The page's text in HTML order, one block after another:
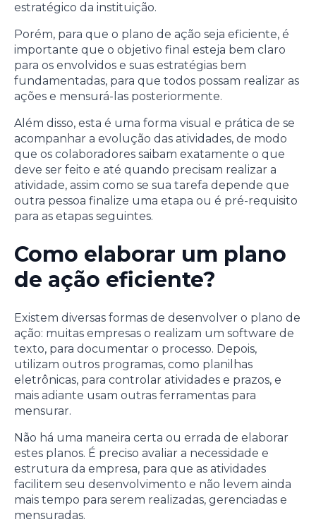
estratégico da instituição.
Porém, para que o plano de ação seja eficiente, é
importante que o objetivo final esteja bem claro
para os envolvidos e suas estratégias bem
fundamentadas, para que todos possam realizar as
ações e mensurá-las posteriormente.
Além disso, esta é uma forma visual e prática de se
acompanhar a evolução das atividades, de modo
que os colaboradores saibam exatamente o que
deve ser feito e até quando precisam realizar a
atividade, assim como se sua tarefa depende que
outra pessoa finalize uma etapa ou é pré-requisito
para as etapas seguintes.
Como elaborar um plano
de ação eficiente?
Existem diversas formas de desenvolver o plano de
ação: muitas empresas o realizam um software de
texto, para documentar o processo. Depois,
utilizam outros programas, como planilhas
eletrônicas, para controlar atividades e prazos, e
mais adiante usam outras ferramentas para
mensurar.
Não há uma maneira certa ou errada de elaborar
estes planos. É preciso avaliar a necessidade e
estrutura da empresa, para que as atividades
facilitem seu desenvolvimento e não levem ainda
mais tempo para serem realizadas, gerenciadas e
mensuradas.